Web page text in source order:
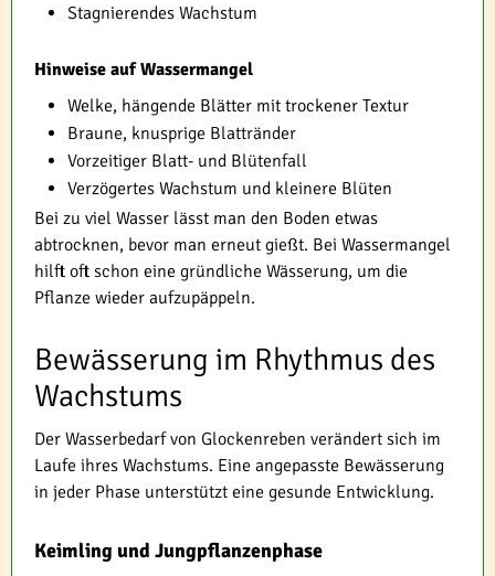
Stagnierendes Wachstum
Hinweise auf Wassermangel
Welke, hängende Blätter mit trockener Textur
Braune, knusprige Blattränder
Vorzeitiger Blatt- und Blütenfall
Verzögertes Wachstum und kleinere Blüten
Bei zu viel Wasser lässt man den Boden etwas
abtrocknen, bevor man erneut gießt. Bei Wassermangel
hilft oft schon eine gründliche Wässerung, um die
Pflanze wieder aufzupäppeln.
Bewässerung im Rhythmus des
Wachstums
Der Wasserbedarf von Glockenreben verändert sich im
Laufe ihres Wachstums. Eine angepasste Bewässerung
in jeder Phase unterstützt eine gesunde Entwicklung.
Keimling und Jungpflanzenphase